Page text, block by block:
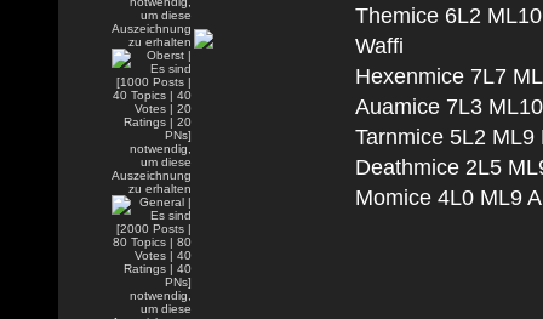
Themice 6L2
Waffi
Hexenmice 7L7
Auamice 7L3
Tarnmice 5L2
Deathmice 2L5
Momice 4L0 ML9